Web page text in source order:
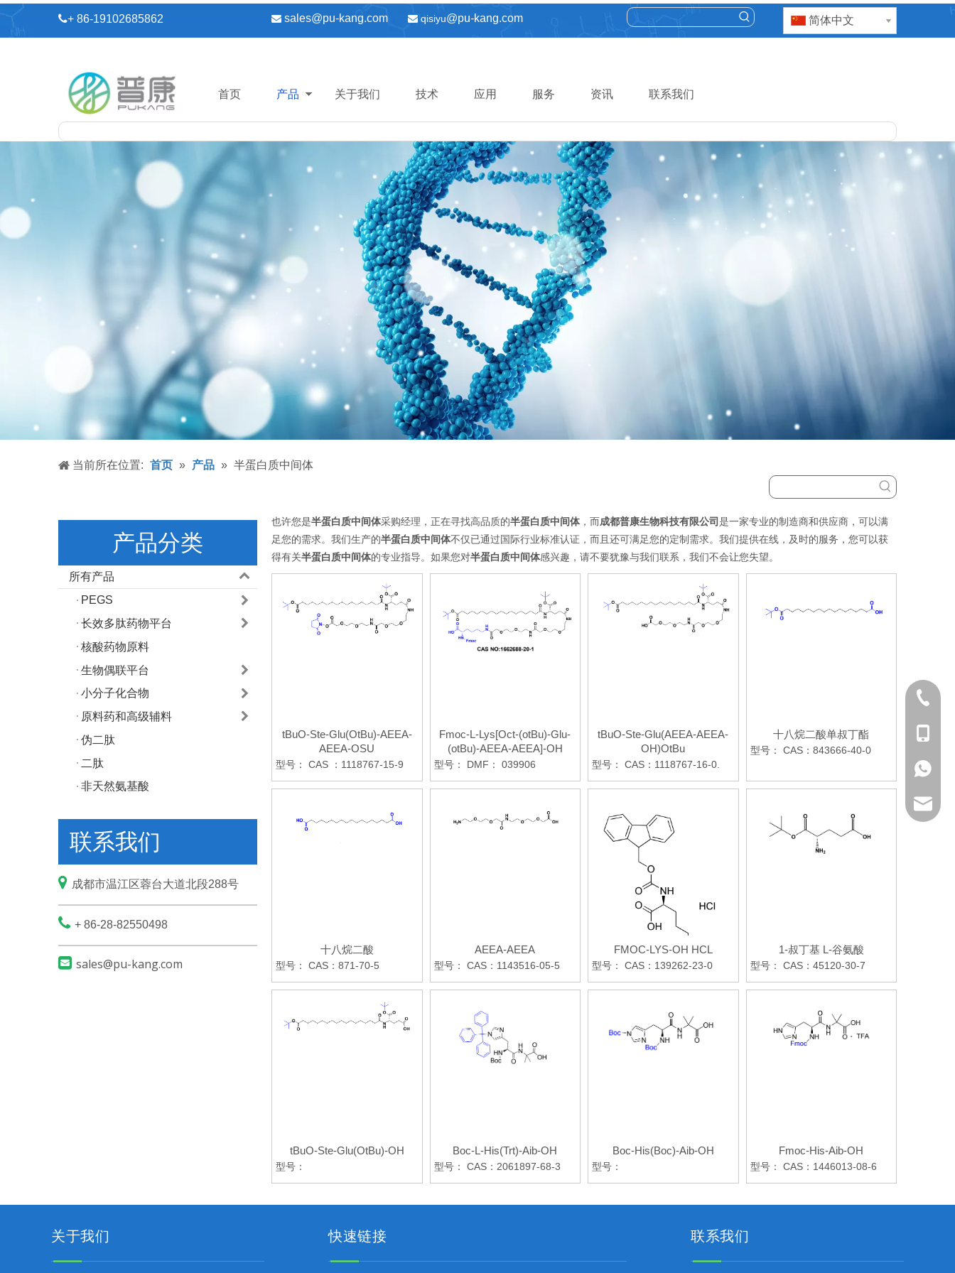
+ 86-19102685862  sales@pu-kang.com  qisiyu@pu-kang.com 简体中文
首页 产品 关于我们 技术 应用 服务 资讯 联系我们
当前所在位置: 首页 » 产品 » 半蛋白质中间体
产品分类
所有产品
PEGS
长效多肽药物平台
核酸药物原料
生物偶联平台
小分子化合物
原料药和高级辅料
伪二肽
二肽
非天然氨基酸
联系我们
 成都市温江区蓉台大道北段288号
 + 86-28-82550498
 sales@pu-kang.com
也许您是半蛋白质中间体采购经理，正在寻找高品质的半蛋白质中间体，而成都普康生物科技有限公司是一家专业的制造商和供应商，可以满
足您的需求。我们生产的半蛋白质中间体不仅已通过国际行业标准认证，而且还可满足您的定制需求。我们提供在线，及时的服务，您可以获
得有关半蛋白质中间体的专业指导。如果您对半蛋白质中间体感兴趣，请不要犹豫与我们联系，我们不会让您失望。
tBuO-Ste-Glu(OtBu)-AEEA-
AEEA-OSU
型号： CAS ：1118767-15-9
Fmoc-L-Lys[Oct-(otBu)-Glu-
(otBu)-AEEA-AEEA]-OH
型号： DMF： 039906
tBuO-Ste-Glu(AEEA-AEEA-
OH)OtBu
型号： CAS：1118767-16-0.
十八烷二酸单叔丁酯
型号： CAS：843666-40-0
十八烷二酸
型号： CAS：871-70-5
AEEA-AEEA
型号： CAS：1143516-05-5
FMOC-LYS-OH HCL
型号： CAS：139262-23-0
1-叔丁基 L-谷氨酸
型号： CAS：45120-30-7
tBuO-Ste-Glu(OtBu)-OH
型号：
Boc-L-His(Trt)-Aib-OH
型号： CAS：2061897-68-3
Boc-His(Boc)-Aib-OH
型号：
Fmoc-His-Aib-OH
型号： CAS：1446013-08-6
关于我们 快速链接 联系我们
+ 86-
+ 86-